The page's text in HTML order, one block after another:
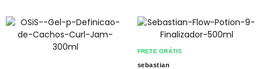
FRETE GRÁTIS
sebastian